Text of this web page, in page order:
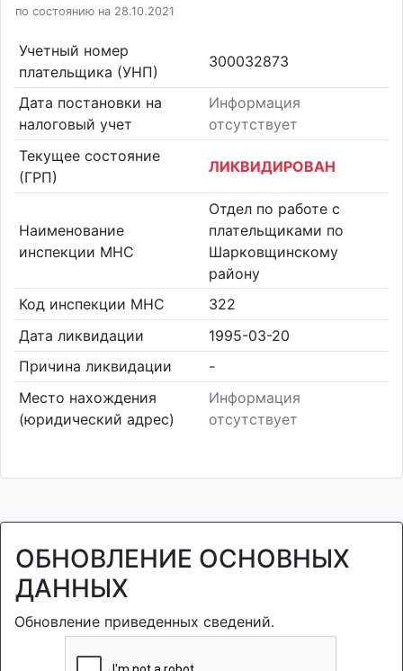
по состоянию на 28.10.2021
Учетный номер
плательщика (УНП)
300032873
Дата постановки на
налоговый учет
Информация
отсутствует
Текущее состояние
(ГРП)
ЛИКВИДИРОВАН
Наименование
инспекции МНС
Отдел по работе с
плательщиками по
Шарковщинскому
району
Код инспекции МНС
322
Дата ликвидации
1995-03-20
Причина ликвидации
-
Место нахождения
(юридический адрес)
Информация
отсутствует
ОБНОВЛЕНИЕ ОСНОВНЫХ
ДАННЫХ
Обновление приведенных сведений.